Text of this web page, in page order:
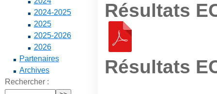
2024-2025
2025
2025-2026
2026
Partenaires
Archives
Rechercher :
Résultats
Résultats